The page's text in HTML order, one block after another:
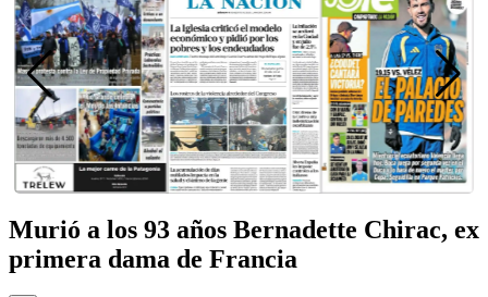
Murió a los 93 años Bernadette Chirac, ex
primera dama de Francia